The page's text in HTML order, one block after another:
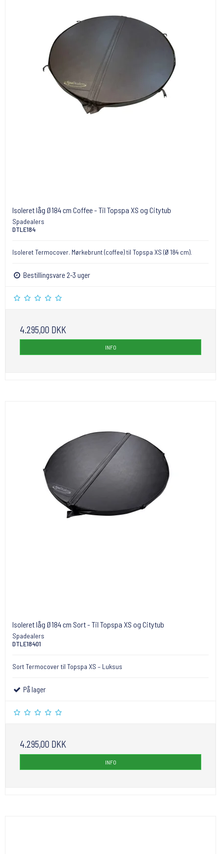
Isoleret låg Ø184 cm Coffee - Til Topspa XS og Citytub
Spadealers
DTLE184
Isoleret Termocover. Mørkebrunt (coffee) til Topspa XS (Ø 184 cm).
Bestillingsvare 2-3 uger
4.295,00 DKK
INFO
Isoleret låg Ø184 cm Sort - Til Topspa XS og Citytub
Spadealers
DTLE18401
Sort Termocover til Topspa XS – Luksus
På lager
4.295,00 DKK
INFO